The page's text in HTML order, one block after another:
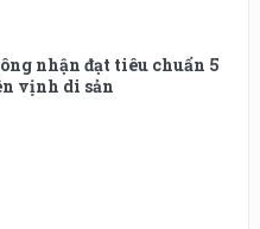
nhận đạt tiêu chuẩn 5
vịnh di sản